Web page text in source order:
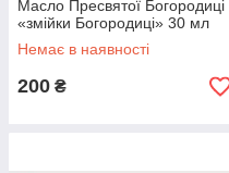
Масло Пресвятої Богородиці
«змійки Богородиці» 30 мл
Немає в наявності
200 ₴